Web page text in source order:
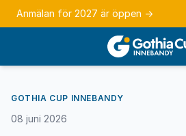
Anmälan för 2027 är öppen →
GOTHIA CUP INNEBANDY
08 juni 2026